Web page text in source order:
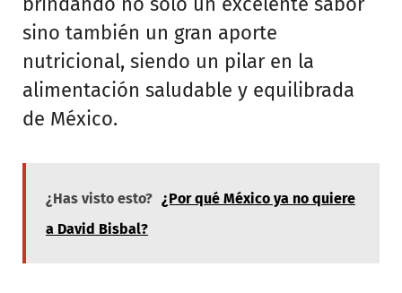
sino también un gran aporte
nutricional, siendo un pilar en la
alimentación saludable y equilibrada
de México.
¿Has visto esto? ¿Por qué México ya no quiere
a David Bisbal?